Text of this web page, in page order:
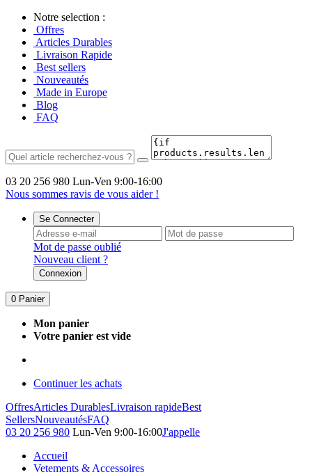
Notre selection :
Offres
Articles Durables
Livraison Rapide
Best sellers
Nouveautés
Made in Europe
Blog
FAQ
03 20 256 980 Lun-Ven 9:00-16:00
Nous sommes ravis de vous aider !
Se Connecter
Mot de passe oublié
Nouveau client ?
Connexion
0 Panier
Mon panier
Votre panier est vide
Continuer les achats
OffresArticles DurablesLivraison rapideBest
SellersNouveautésFAQ
03 20 256 980 Lun-Ven 9:00-16:00J'appelle
Accueil
Vetements & Accessoires